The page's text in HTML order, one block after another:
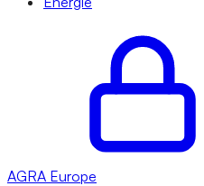
AGRA Europe